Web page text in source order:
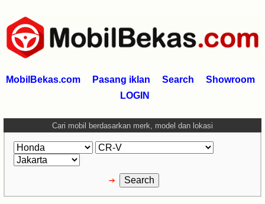
MobilBekas.com Pasang iklan Search
Showroom
LOGIN
Cari mobil berdasarkan merk, model dan lokasi